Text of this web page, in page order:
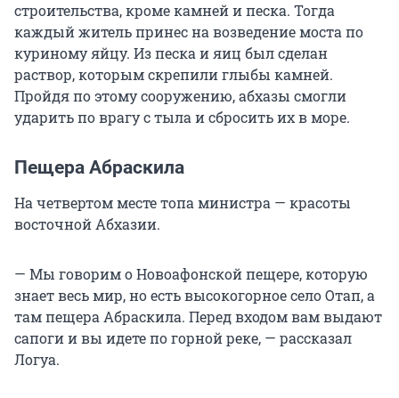
строительства, кроме камней и песка. Тогда
каждый житель принес на возведение моста по
куриному яйцу. Из песка и яиц был сделан
раствор, которым скрепили глыбы камней.
Пройдя по этому сооружению, абхазы смогли
ударить по врагу с тыла и сбросить их в море.
Пещера Абраскила
На четвертом месте топа министра — красоты
восточной Абхазии.
— Мы говорим о Новоафонской пещере, которую
знает весь мир, но есть высокогорное село Отап, а
там пещера Абраскила. Перед входом вам выдают
сапоги и вы идете по горной реке, — рассказал
Логуа.